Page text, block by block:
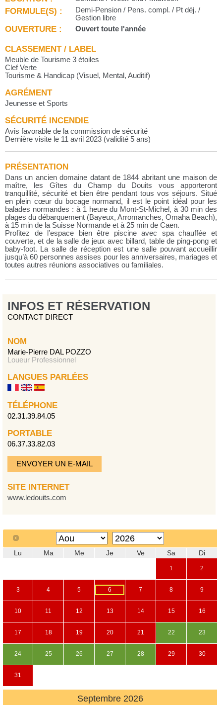
FORMULE(S) :
Demi-Pension / Pens. compl. / Pt déj. /
Gestion libre
OUVERTURE : Ouvert toute l'année
CLASSEMENT / LABEL
Meuble de Tourisme 3 étoiles
Clef Verte
Tourisme & Handicap (Visuel, Mental, Auditif)
AGRÉMENT
Jeunesse et Sports
SÉCURITÉ INCENDIE
Avis favorable de la commission de sécurité
Dernière visite le 11 avril 2023 (validité 5 ans)
PRÉSENTATION
Dans un ancien domaine datant de 1844 abritant une maison de
maître, les Gîtes du Champ du Douits vous apporteront
tranquillité, sécurité et bien être pendant tous vos séjours. Situé
en plein cœur du bocage normand, il est le point idéal pour les
balades normandes : à 1 heure du Mont-St-Michel, à 30 min des
plages du débarquement (Bayeux, Arromanches, Omaha Beach),
à 15 min de la Suisse Normande et à 25 min de Caen.
Profitez de l’espace bien être piscine avec spa chauffée et
couverte, et de la salle de jeux avec billard, table de ping-pong et
baby-foot. La salle de réception est une salle pouvant accueillir
jusqu’à 60 personnes assises pour les anniversaires, mariages et
toutes autres réunions associatives ou familiales.
INFOS ET RÉSERVATION
CONTACT DIRECT
NOM
Marie-Pierre DAL POZZO
Loueur Professionnel
LANGUES PARLÉES
TÉLÉPHONE
02.31.39.84.05
PORTABLE
06.37.33.82.03
ENVOYER UN E-MAIL
SITE INTERNET
www.ledouits.com
Lu Ma Me Je Ve Sa Di
1 2
3 4 5 6 7 8 9
10 11 12 13 14 15 16
17 18 19 20 21 22 23
24 25 26 27 28 29 30
31
Septembre 2026